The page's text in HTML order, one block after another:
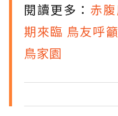
閱讀更多： 赤
期來臨 鳥友呼
鳥家園